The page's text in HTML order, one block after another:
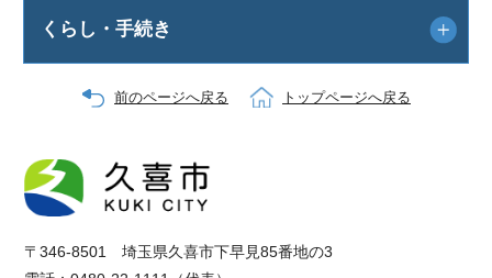
くらし・手続き
前のページへ戻る トップページへ戻る
〒346-8501 埼玉県久喜市下早見85番地の3